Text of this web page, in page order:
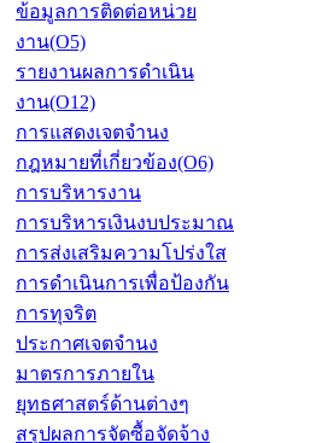
ข้อมูลการติดต่อหน่วย
งาน(O5)
รายงานผลการดำเนิน
งาน(O12)
การแสดงเจตจำนง
กฎหมายที่เกี่ยวข้อง(O6)
การบริหารงาน
การบริหารเงินงบประมาณ
การส่งเสริมความโปร่งใส
การดำเนินการเพื่อป้องกัน
การทุจริต
ประกาศเจตจำนง
มาตรการภายใน
ยุทธศาสตร์ด้านต่างๆ
สรุปผลการจัดซื้อจัดจ้าง